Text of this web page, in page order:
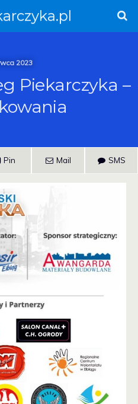
2023
Piekarczyka –
Pin Mail SMS